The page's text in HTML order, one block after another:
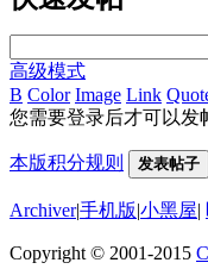
高级模式
B Color Image Link
您需要登录后才可以发
本版积分规则 发表帖子
Archiver|手机版|小黑屋|
Copyright © 2001-2015